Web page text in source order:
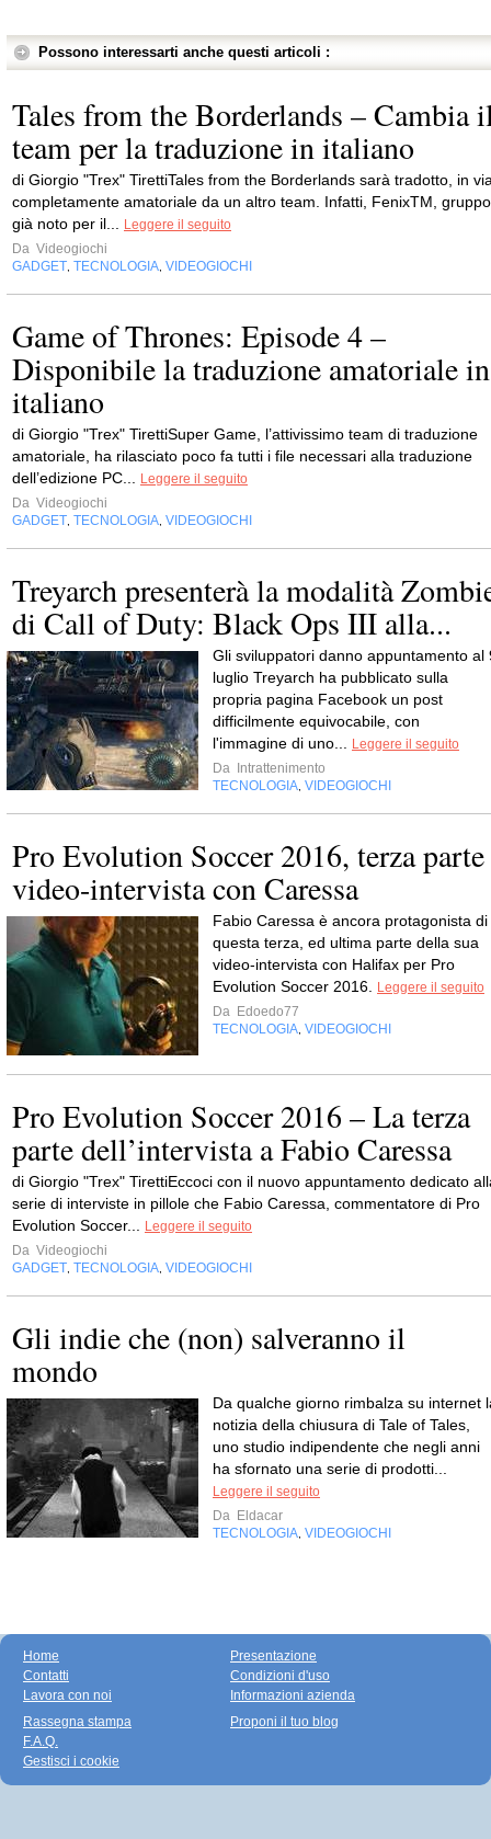
Possono interessarti anche questi articoli :
Tales from the Borderlands – Cambia
team per la traduzione in italiano
di Giorgio "Trex" TirettiTales from the Borderlands sarà tradotto, in
completamente amatoriale da un altro team. Infatti, FenixTM, gruppo
già noto per il...
Leggere il seguito
Da Videogiochi
GADGET TECNOLOGIA VIDEOGIOCHI
Game of Thrones: Episode 4 –
Disponibile la traduzione amatoriale in
italiano
di Giorgio "Trex" TirettiSuper Game, l’attivissimo team di traduzione
amatoriale, ha rilasciato poco fa tutti i file necessari alla traduzione
dell’edizione PC...
Leggere il seguito
Da Videogiochi
GADGET TECNOLOGIA VIDEOGIOCHI
Treyarch presenterà la modalità
di Call of Duty: Black Ops III alla...
Gli sviluppatori danno appuntamento al
luglio Treyarch ha pubblicato sulla
propria pagina Facebook un post
difficilmente equivocabile, con
l'immagine di uno...
Leggere il seguito
Da
Intrattenimento
TECNOLOGIA VIDEOGIOCHI
Pro Evolution Soccer 2016, terza parte
video-intervista con Caressa
Fabio Caressa è ancora protagonista di
questa terza, ed ultima parte della sua
video-intervista con Halifax per Pro
Evolution Soccer 2016.
Leggere il seguito
Da Edoedo77
TECNOLOGIA VIDEOGIOCHI
Pro Evolution Soccer 2016 – La terza
parte dell’intervista a Fabio Caressa
di Giorgio "Trex" TirettiEccoci con il nuovo appuntamento dedicato
serie di interviste in pillole che Fabio Caressa, commentatore di Pro
Evolution Soccer...
Leggere il seguito
Da Videogiochi
GADGET TECNOLOGIA VIDEOGIOCHI
Gli indie che (non) salveranno il
mondo
Da qualche giorno rimbalza su internet
notizia della chiusura di Tale of Tales,
uno studio indipendente che negli anni
ha sfornato una serie di prodotti...
Leggere il seguito
Da Eldacar
TECNOLOGIA VIDEOGIOCHI
Home
Contatti
Lavora con noi
Presentazione
Condizioni d'uso
Informazioni azienda
Rassegna stampa
F.A.Q.
Gestisci i cookie
Proponi il tuo blog